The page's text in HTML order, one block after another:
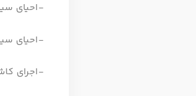
-احیای
-احیای
-اجرای